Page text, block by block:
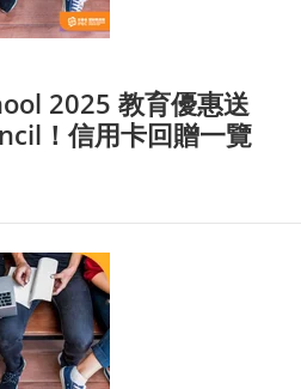
2025 教育優惠送
！信用卡回贈一覽